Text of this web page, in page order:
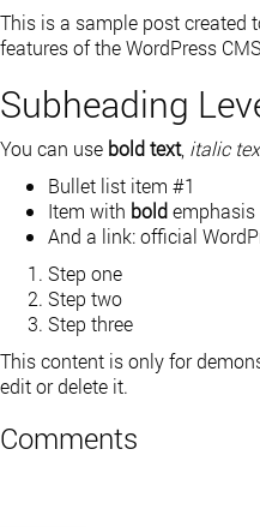
This is a sample post created
features of the WordPress
Subheading
You can use bold text, italic
Bullet list item #1
Item with boldemphasis
And a link:official
Step one
Step two
Step three
This content is only for
edit or delete it.
Comments